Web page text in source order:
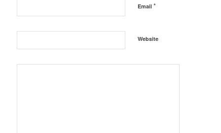
Email *
Website